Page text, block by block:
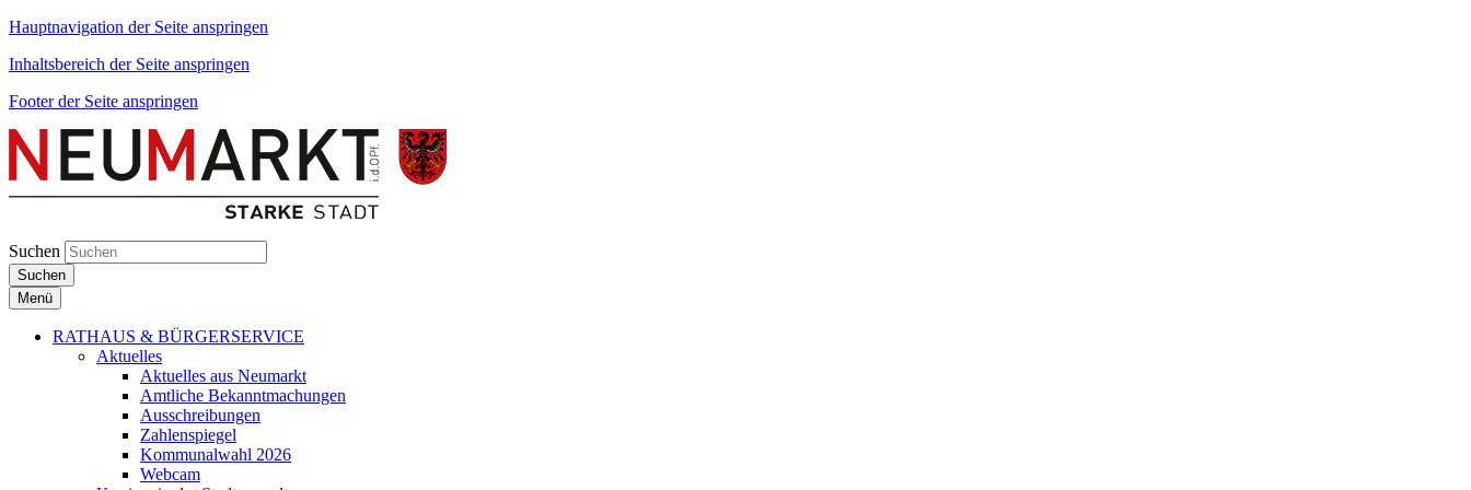
Hauptnavigation der Seite anspringen
Inhaltsbereich der Seite anspringen
Footer der Seite anspringen
Suchen
Suchen
Menü
RATHAUS & BÜRGERSERVICE
Aktuelles
Aktuelles aus Neumarkt
Amtliche Bekanntmachungen
Ausschreibungen
Zahlenspiegel
Kommunalwahl 2026
Webcam